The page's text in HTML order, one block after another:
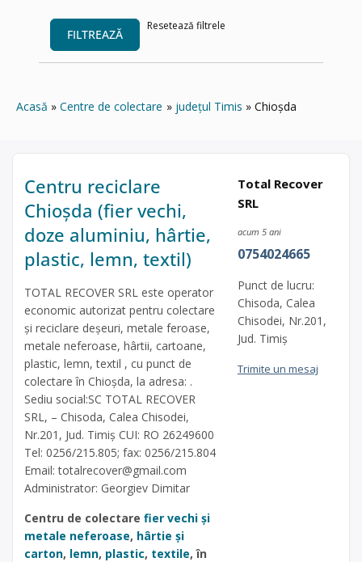
FILTREAZĂ
Resetează filtrele
Acasă Centre de colectare județul Timis Chioșda
Centru reciclare
Chioșda (fier vechi,
doze aluminiu, hârtie,
plastic, lemn, textil)
TOTAL RECOVER SRL este operator
economic autorizat pentru colectare
și reciclare deșeuri, metale feroase,
metale neferoase, hârtii, cartoane,
plastic, lemn, textil , cu punct de
colectare în Chioșda, la adresa: .
Sediu social:SC TOTAL RECOVER
SRL, – Chisoda, Calea Chisodei,
Nr.201, Jud. Timiș CUI: RO 26249600
Tel: 0256/215.805; fax: 0256/215.804
Email:totalrecover@gmail.com
Administrator: Georgiev Dimitar
Centru de colectare fier vechi și
metale neferoase, hârtie și
carton, lemn, plastic, textile, în
Total Recover
SRL
acum 5 ani
0754024665
Punct de lucru:
Chisoda, Calea
Chisodei, Nr.201,
Jud. Timiș
Trimite un mesaj